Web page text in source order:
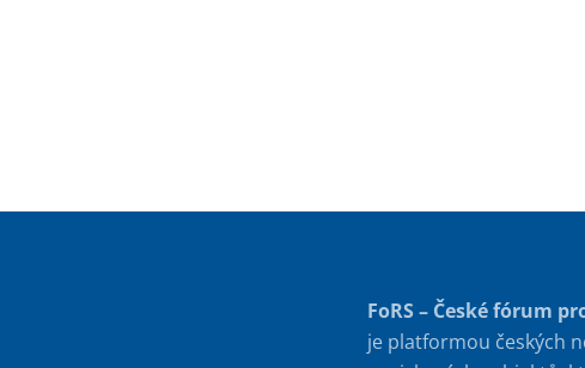
FoRS – České fórum
je platformou českých